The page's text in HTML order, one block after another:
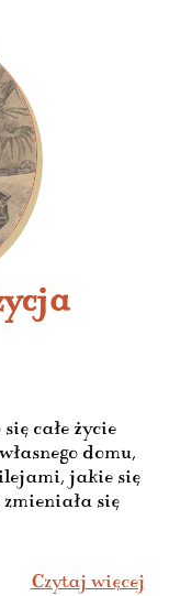
całe życie
domu,
jakie się
zmieniała się
Czytaj więcej